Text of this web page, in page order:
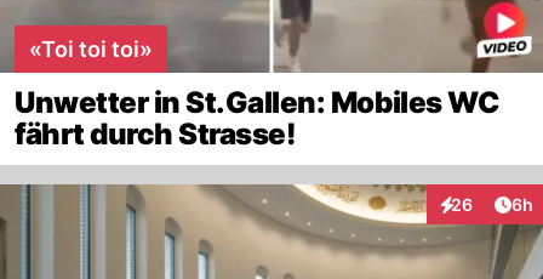
«Toi toi toi»
Unwetter in St.Gallen: Mobiles WC
fährt durch Strasse!
26
Interaktionen
6h